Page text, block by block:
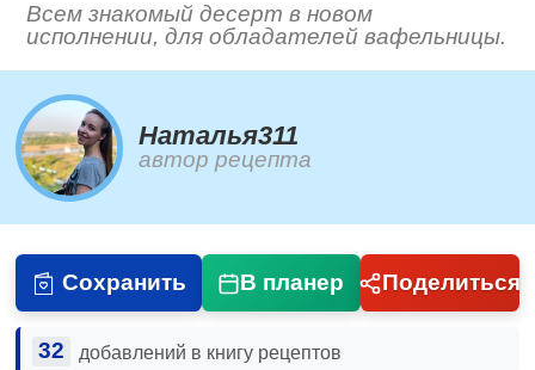
Всем знакомый десерт в новом
исполнении, для обладателей вафельницы.
Наталья311
автор рецепта
Сохранить В планер Поделиться
32 добавлений в книгу рецептов